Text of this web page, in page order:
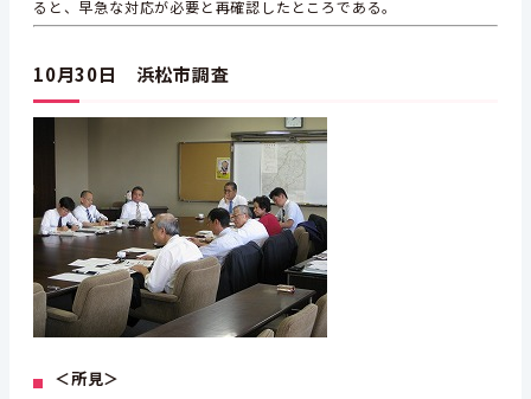
ると、早急な対応が必要と再確認したところである。
10月30日 浜松市調査
＜所見＞